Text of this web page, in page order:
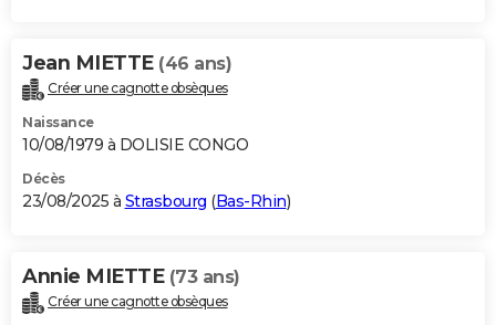
Jean MIETTE (46 ans)
Créer une cagnotte obsèques
Naissance
10/08/1979 à DOLISIE CONGO
Décès
23/08/2025 à Strasbourg (Bas-Rhin)
Annie MIETTE (73 ans)
Créer une cagnotte obsèques